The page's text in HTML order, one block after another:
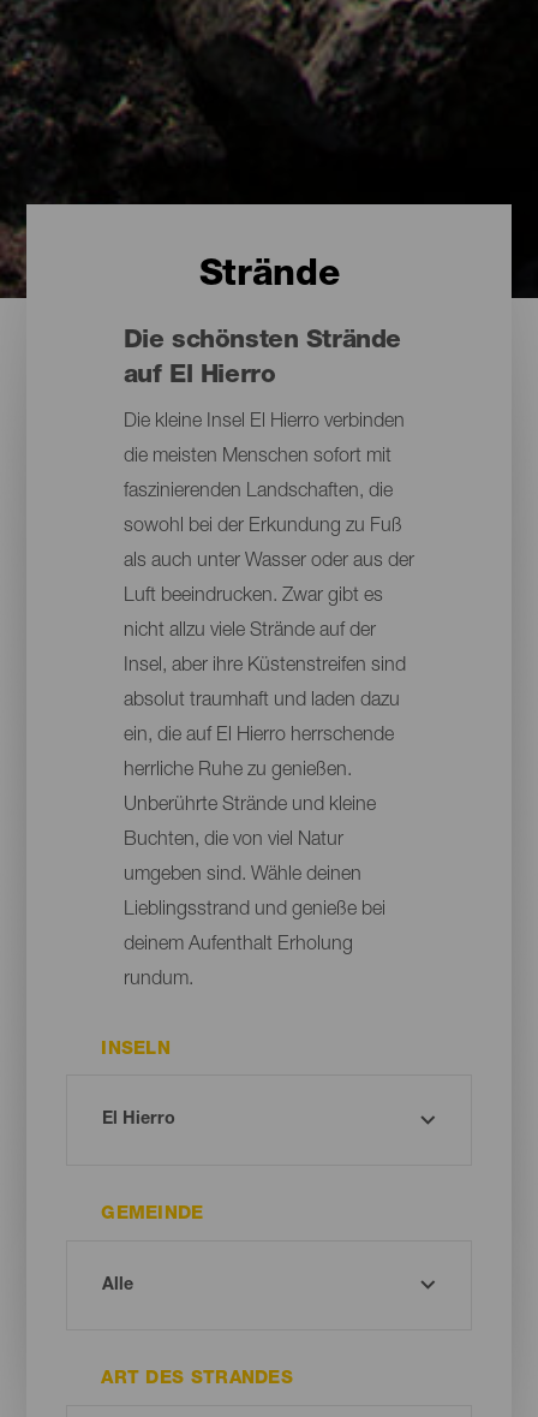
Strände
Die schönsten Strände
auf El Hierro
Die kleine Insel El Hierro verbinden
die meisten Menschen sofort mit
faszinierenden Landschaften, die
sowohl bei der Erkundung zu Fuß
als auch unter Wasser oder aus der
Luft beeindrucken. Zwar gibt es
nicht allzu viele Strände auf der
Insel, aber ihre Küstenstreifen sind
absolut traumhaft und laden dazu
ein, die auf El Hierro herrschende
herrliche Ruhe zu genießen.
Unberührte Strände und kleine
Buchten, die von viel Natur
umgeben sind. Wähle deinen
Lieblingsstrand und genieße bei
deinem Aufenthalt Erholung
rundum.
INSELN
GEMEINDE
ART DES STRANDES